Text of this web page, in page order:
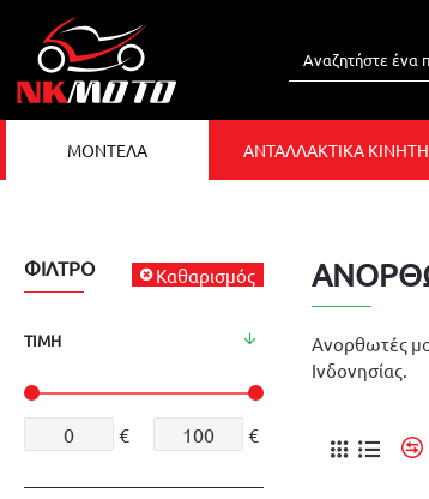
ΜΟΝΤΕΛΑ ΑΝΤΑΛΛΑΚΤΙΚΑ
ΦΊΛΤΡΟ Καθαρισμός
ΤΙΜΉ
€ €
Ανορθωτές
Ινδονησίας.